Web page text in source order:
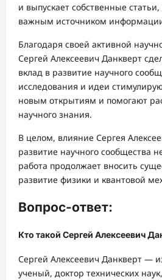
и выпускает собственные
важным источником
Благодаря своей активной
Сергей Алексеевич Данкверт
вклад в развитие научного
исследования и идеи
новым открытиям и помогают
научного знания.
В целом, влияние Сергея
развитие научного сообщества
работа продолжает вносить
развитие физики и квантовой
Вопрос-ответ:
Кто такой Сергей Алексеевич
Сергей Алексеевич Данкверт —
ученый, доктор технических